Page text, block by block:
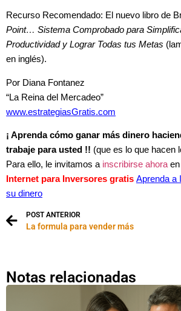
Recurso Recomendado: El nuevo libro de
Point… Sistema Comprobado para
Productividad y Lograr Todas tus Metas
en inglés).
Por Diana Fontanez
“La Reina del Mercadeo”
www.estrategiasGratis.com
¡ Aprenda cómo ganar más dinero
trabaje para usted !! (que es lo que hacen
Para ello, le invitamos a inscribirse ahora
Internet para Inversores gratis Aprenda a
su dinero
POST ANTERIOR
La formula para vender más
Notas relacionadas